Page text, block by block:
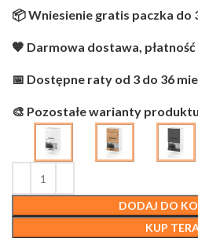
📦 Wniesienie gratis paczka do
🧡 Darmowa dostawa, płatność
📅 Dostępne raty od 3 do 36
🎨 Pozostałe warianty
DODAJ DO
KUP